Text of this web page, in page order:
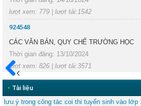
Trước
lượt xem: 779 | lượt tải:1542
924548
CÁC VĂN BẢN, QUY CHẾ TRƯỜNG HỌC
Thời gian đăng: 13/10/2024
lượt xem: 826 | lượt tải:3571
• Tài liệu
lưu ý trong công tác coi thi tuyển sinh vào lớp